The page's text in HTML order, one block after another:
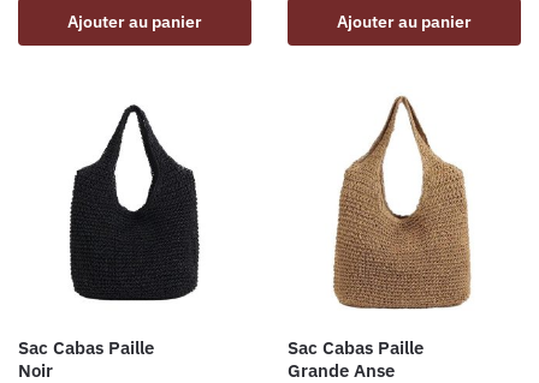
Ajouter au panier Ajouter au panier
Sac Cabas Paille
Noir
Sac Cabas Paille
Grande Anse